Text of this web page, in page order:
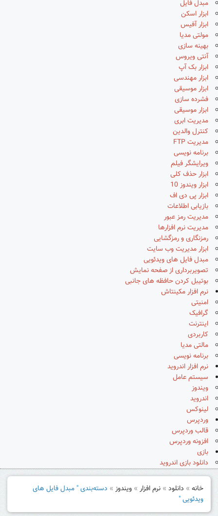
مبدل فایل
ابزار اسکن
ابزار آفیس
مولتی مدیا
بهینه سازی
آنتی ویروس
ابزار بک آپ
ابزار مهندسی
ابزار موسیقی
فشرده سازی
ابزار موسیقی
مدیریت ابری
کنترل والدین
مدیریت FTP
برنامه نویسی
ویرایشگر فیلم
ابزار حذف کلی
ابزار ویندوز 10
ابزار پی دی اف
بازیابی اطلاعات
مدیریت رمز عبور
مدیریت نرم افزارها
رمزنگاری و رمزگشایی
ابزار مدیریت وب سایت
مبدل فایل های ویدئویی
تصویربرداری از صفحه نمایش
بوتیبل کردن حافظه های جانبی
نرم افزار مکینتاش
امنیتی
گرافیک
اینترنت
کاربردی
مالتی مدیا
برنامه نویسی
نرم افزار اندروید
سیستم عامل
ویندوز
اندروید
لینوکس
وردپرس
قالب وردپرس
افزونه وردپرس
بازی
دانلود بازی اندروید
خانه » دانلود » نرم افزار » ویندوز » دسته‌بندی " مبدل فایل های
ویدئویی "